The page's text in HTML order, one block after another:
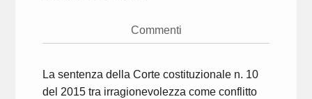
Commenti
La sentenza della Corte costituzionale n. 10
del 2015 tra irragionevolezza come conflitto